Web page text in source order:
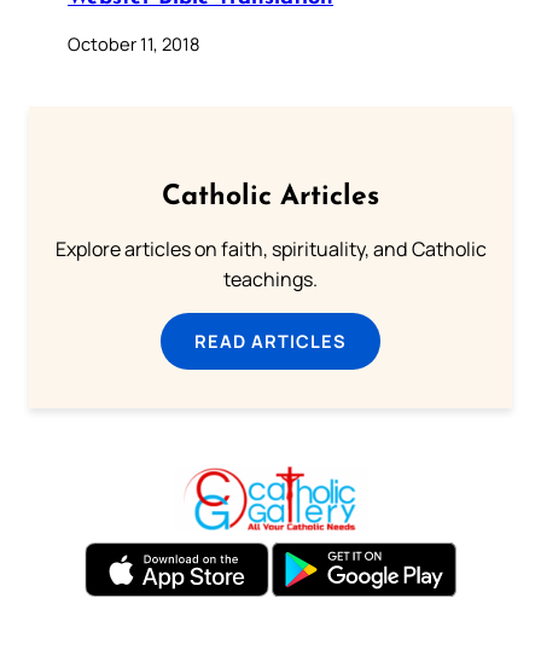
October 11, 2018
Catholic Articles
Explore articles on faith, spirituality, and Catholic
teachings.
READ ARTICLES